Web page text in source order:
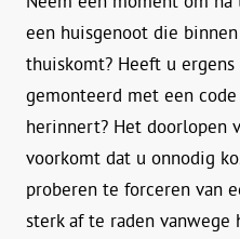
een huisgenoot die
thuiskomt? Heeft u
gemonteerd met een
herinnert? Het doorlopen
voorkomt dat u onnodig
proberen te forceren van
sterk af te raden vanwege